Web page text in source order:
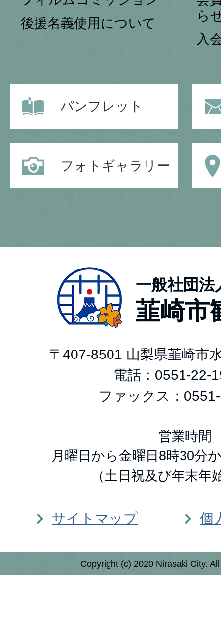
後援名義使用について
ら
入
パンフレット
フォトギャラリー
一般社団法
韮崎市
〒407-8501 山梨県韮崎市
電話： 0551-22-
ファックス：
営業時間
月曜日から金曜日8時30分
（土日祝及び年末年
サイトマップ 個
Copyright (c) 2020 Nirasaki City.